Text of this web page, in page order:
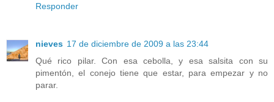
Responder
nieves 17 de diciembre de 2009 a las 23:44
Qué rico pilar. Con esa cebolla, y esa salsita con su
pimentón, el conejo tiene que estar, para empezar y no
parar.